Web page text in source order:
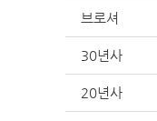
브로셔
30년사
20년사